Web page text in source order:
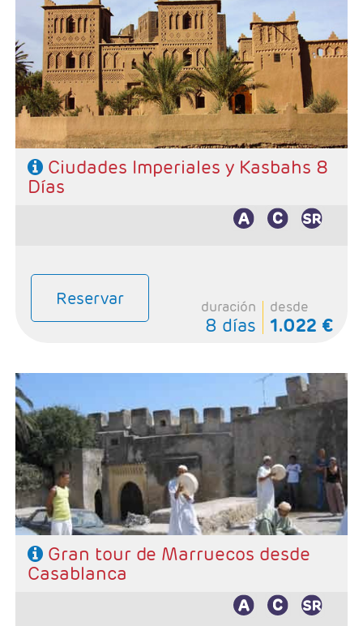
- Salidas: Lunes, Martes, Sábados y Domingos
- Ruta: Marrakech 2 noches, Fez 2 noches, Merzouga 1
noche, Ouarzazate 1 noche y Marrakech 1 noche
- Categoría hotelera: Basica, Superior y Prestige
- Régimen: 7 desayunos y 4 cenas
Ciudades Imperiales y Kasbahs 8
Días
Reservar duración
8 días
desde
1.022 €
- Salidas: Lunes y Sábados
- Ruta: Casablanca 1n - Tanger 1n - Fes 2n - Merzouga
1n, Ouarzazate 1n,Marrakech 2n
- Categoría hotelera: Básica, Superior y Prestige
- Régimen: 8 desayunos + 6 cenas
Gran tour de Marruecos desde
Casablanca